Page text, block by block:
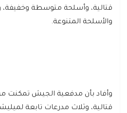
قتالية، وأسلحة متوسطة وخفيفة،
والأسلحة المتنوعة.
وأفاد بأن مدفعية الجيش
قتالية، وثلاث مدرعات تابعة